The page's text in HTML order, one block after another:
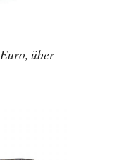
über